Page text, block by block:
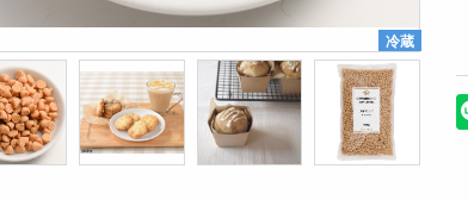
冷蔵